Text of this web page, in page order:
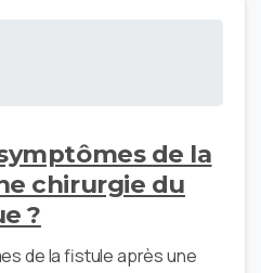
de la
chirurgie du
?
de la fistule après une